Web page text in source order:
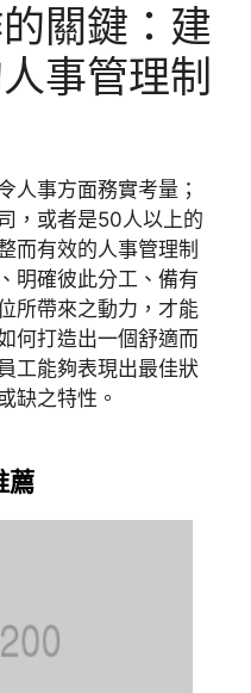
關鍵：建
事管理制
人事方面務實考量；
，或者是50人以上的
而有效的人事管理制
明確彼此分工、備有
所帶來之動力，才能
何打造出一個舒適而
工能夠表現出最佳狀
缺之特性。
薦